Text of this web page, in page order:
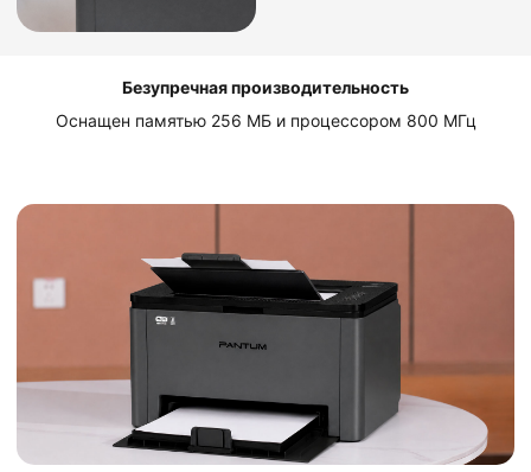
Безупречная производительность
Оснащен памятью 256 МБ и процессором 800 МГц